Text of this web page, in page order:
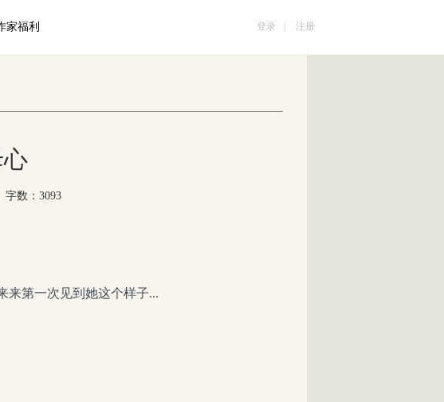
家福利 登录 注册
字数：3093
来第一次见到她这个样子...